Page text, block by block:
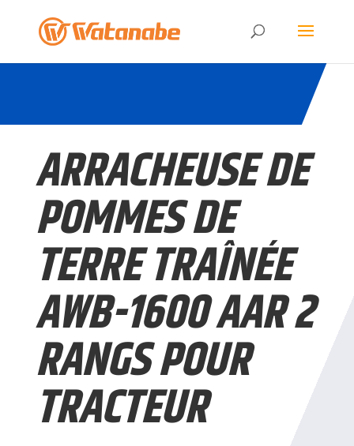
ARRACHEUSE DE
POMMES DE
TERRE TRAÎNÉE
AWB-1600 AAR 2
RANGS POUR
TRACTEUR